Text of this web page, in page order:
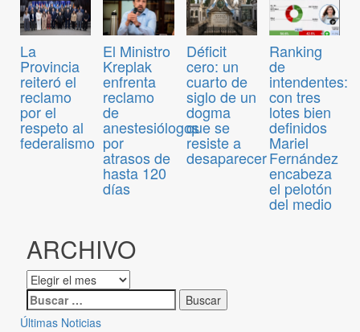
La
Provincia
reiteró el
reclamo
por el
respeto al
federalismo
El Ministro
Kreplak
enfrenta
reclamo
de
anestesiólogos
por
atrasos de
hasta 120
días
Déficit
cero: un
cuarto de
siglo de un
dogma
que se
resiste a
desaparecer
Ranking
de
intendentes:
con tres
lotes bien
definidos
Mariel
Fernández
encabeza
el pelotón
del medio
ARCHIVO
Últimas Noticias